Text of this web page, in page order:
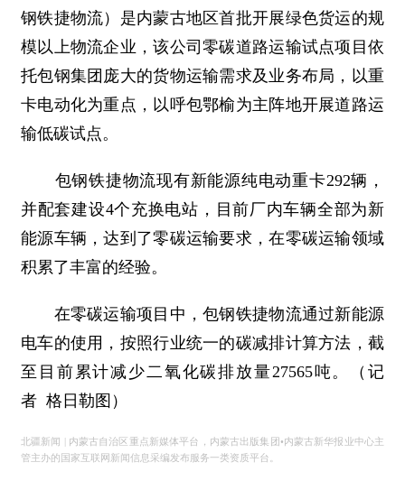
钢铁捷物流）是内蒙古地区首批开展绿色货运的规
模以上物流企业，该公司零碳道路运输试点项目依
托包钢集团庞大的货物运输需求及业务布局，以重
卡电动化为重点，以呼包鄂榆为主阵地开展道路运
输低碳试点。
包钢铁捷物流现有新能源纯电动重卡292辆，
并配套建设4个充换电站，目前厂内车辆全部为新
能源车辆，达到了零碳运输要求，在零碳运输领域
积累了丰富的经验。
在零碳运输项目中，包钢铁捷物流通过新能源
电车的使用，按照行业统一的碳减排计算方法，截
至目前累计减少二氧化碳排放量27565吨。（记
者 格日勒图）
北疆新闻 | 内蒙古自治区重点新媒体平台，内蒙古出版集团•内蒙古新华报业中心主
管主办的国家互联网新闻信息采编发布服务一类资质平台。